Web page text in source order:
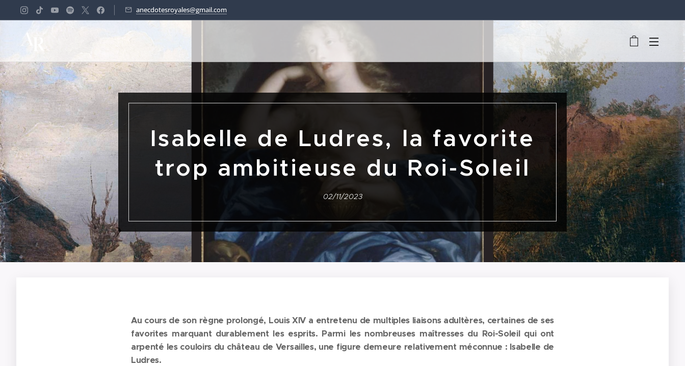
anecdotesroyales@gmail.com
Isabelle de Ludres, la favorite
trop ambitieuse du Roi-Soleil
02/11/2023
Au cours de son règne prolongé, Louis XIV a entretenu de multiples liaisons adultères, certaines de ses
favorites marquant durablement les esprits. Parmi les nombreuses maîtresses du Roi-Soleil qui ont
arpenté les couloirs du château de Versailles, une figure demeure relativement méconnue : Isabelle de
Ludres.